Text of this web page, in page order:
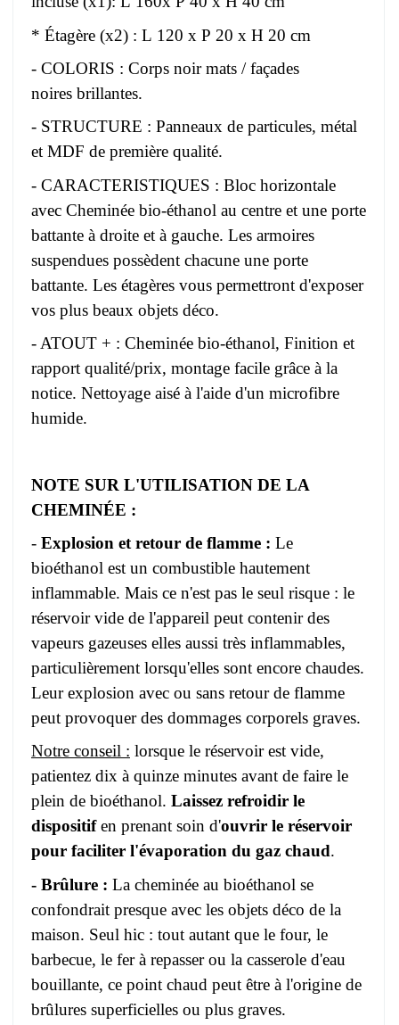
* Étagère (x2) : L 120 x P 20 x H 20 cm
- COLORIS : Corps noir mats / façades
noires brillantes.
- STRUCTURE : Panneaux de particules, métal
et MDF de première qualité.
- CARACTERISTIQUES : Bloc horizontale
avec Cheminée bio-éthanol au centre et une porte
battante à droite et à gauche. Les armoires
suspendues possèdent chacune une porte
battante. Les étagères vous permettront d'exposer
vos plus beaux objets déco.
- ATOUT + : Cheminée bio-éthanol, Finition et
rapport qualité/prix, montage facile grâce à la
notice. Nettoyage aisé à l'aide d'un microfibre
humide.
NOTE SUR L'UTILISATION DE LA
CHEMINÉE :
- Explosion et retour de flamme : Le
bioéthanol est un combustible hautement
inflammable. Mais ce n'est pas le seul risque : le
réservoir vide de l'appareil peut contenir des
vapeurs gazeuses elles aussi très inflammables,
particulièrement lorsqu'elles sont encore chaudes.
Leur explosion avec ou sans retour de flamme
peut provoquer des dommages corporels graves.
Notre conseil : lorsque le réservoir est vide,
patientez dix à quinze minutes avant de faire le
plein de bioéthanol. Laissez refroidir le
dispositifen prenant soin d'ouvrir le réservoir
pour faciliter l'évaporation du gaz chaud.
- Brûlure : La cheminée au bioéthanol se
confondrait presque avec les objets déco de la
maison. Seul hic : tout autant que le four, le
barbecue, le fer à repasser ou la casserole d'eau
bouillante, ce point chaud peut être à l'origine de
brûlures superficielles ou plus graves.